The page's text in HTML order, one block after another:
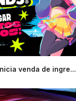
venda de ingre...